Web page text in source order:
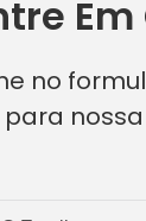
no
para